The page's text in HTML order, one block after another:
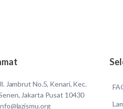
Jl. Jambrut No.5, Kenari, Kec.
Jakarta Pusat 10430